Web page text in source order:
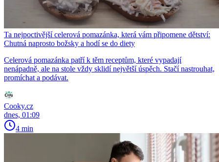
Ta nejpoctivější celerová pomazánka, která vám připomene dětství:
Chutná naprosto božsky a hodí se do diety
Celerová pomazánka patří k těm receptům, které vypadají
nenápadně, ale na stole vždy sklidí největší úspěch. Stačí nastrouhat,
promíchat a podávat.
Cooky.cz
dnes, 01:09
4 min